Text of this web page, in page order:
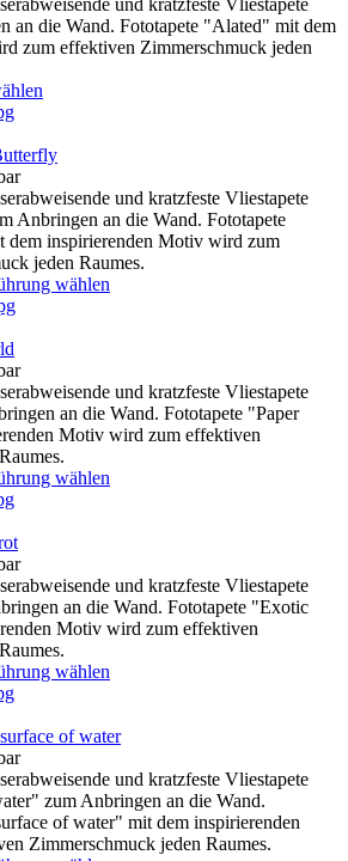
und kratzfeste Vliestapete
an die Wand. Fototapete "Alated" mit dem
zum effektiven Zimmerschmuck jeden
und kratzfeste Vliestapete
Anbringen an die Wand. Fototapete
inspirierenden Motiv wird zum
jeden Raumes.
wählen
und kratzfeste Vliestapete
an die Wand. Fototapete "Paper
Motiv wird zum effektiven
wählen
und kratzfeste Vliestapete
an die Wand. Fototapete "Exotic
Motiv wird zum effektiven
wählen
of water
und kratzfeste Vliestapete
zum Anbringen an die Wand.
of water" mit dem inspirierenden
Zimmerschmuck jeden Raumes.